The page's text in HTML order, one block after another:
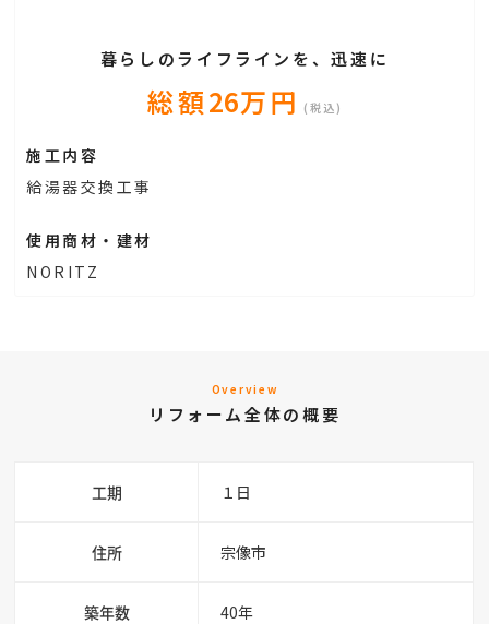
暮らしのライフラインを、迅速に
総額26万円 (税込)
施工内容
給湯器交換工事
使用商材・建材
NORITZ
Overview
リフォーム全体の概要
工期 １日
住所 宗像市
築年数 40年